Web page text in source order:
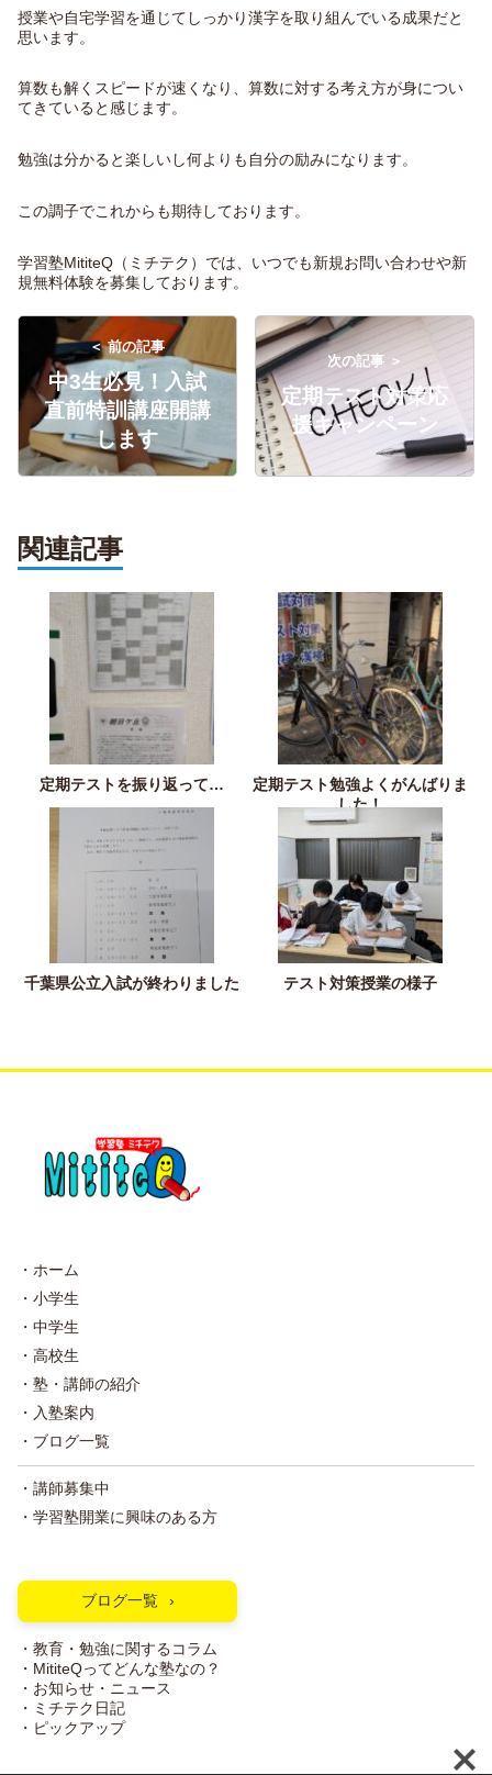
授業や自宅学習を通じてしっかり漢字を取り組んでいる成果だと
思います。
算数も解くスピードが速くなり、 算数に対する考え方が身につい
てきていると感じます。
勉強は分かると楽しいし何よりも自分の励みになります。
この調子でこれからも期待しております。
学習塾MititeQ（ミチテク）では、いつでも新規お問い合わせや新
規無料体験を募集しております。
＜ 前の記事
中3生必見！入試
直前特訓講座開講
します
次の記事 ＞
定期テスト対策応
援キャンペーン
関連記事
定期テストを振り返って…
定期テスト勉強よくがんばりま
した！
千葉県公立入試が終わりました テスト対策授業の様子
・ホーム
・小学生
・中学生
・高校生
・塾・講師の紹介
・入塾案内
・ブログ一覧
・講師募集中
・学習塾開業に興味のある方
ブログ一覧
・教育・勉強に関するコラム
・MititeQってどんな塾なの？
・お知らせ・ニュース
・ミチテク日記
・ピックアップ